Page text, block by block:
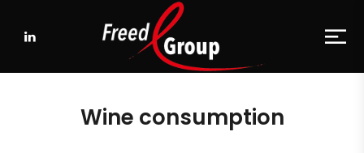
Wine consumption